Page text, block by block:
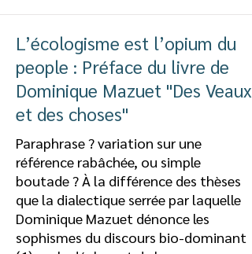
L’écologisme est l’opium du
people : Préface du livre de
Dominique Mazuet "Des Veaux
et des choses"
Paraphrase ? variation sur une
référence rabâchée, ou simple
boutade ? À la différence des thèses
que la dialectique serrée par laquelle
Dominique Mazuet dénonce les
sophismes du discours bio-dominant